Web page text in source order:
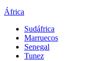
África
Sudáfrica
Marruecos
Senegal
Tunez